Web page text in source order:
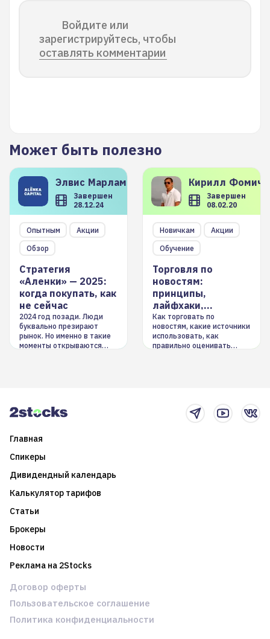
Войдите или
зарегистрируйтесь, чтобы
оставлять комментарии
Может быть полезно
Элвис Марламов
Завершен
28.12.24
Опытным
Акции
Обзор
Стратегия
«Аленки» — 2025:
когда покупать, как
не сейчас
2024 год позади. Люди
буквально презирают
рынок. Но именно в такие
моменты открываются
Кирилл
Завершен
08.02.20
Новичкам
Акции
Обучение
Торговля по
новостям:
принципы,
лайфхаки,
инструменты
Как торговать по
новостям, какие источники
использовать, как
правильно оценивать
Главная
Спикеры
Дивидендный календарь
Калькулятор тарифов
Статьи
Брокеры
Новости
Реклама на 2Stocks
Договор оферты
Пользовательское соглашение
Политика конфиденциальности